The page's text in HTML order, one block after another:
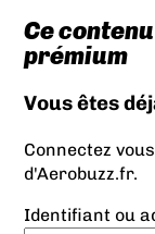
Ce
prémium
Vous êtes
Connectez
d'Aerobuzz.fr.
Identifiant ou